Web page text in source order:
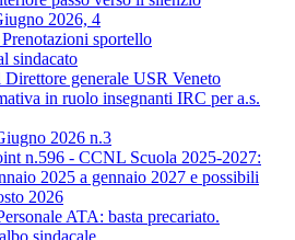
2026, 4
sportello
sindacato
Direttore generale USR Veneto
in ruolo insegnanti IRC per a.s.
2026 n.3
n.596 - CCNL Scuola 2025-2027:
2025 a gennaio 2027 e possibili
2026
ATA: basta precariato.